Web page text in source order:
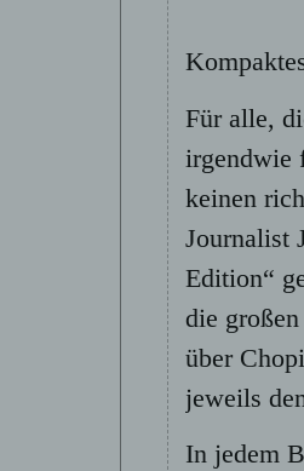
Für alle,
irgendwie
keinen
Journalist
Edition“
die
über
jeweils
In jedem